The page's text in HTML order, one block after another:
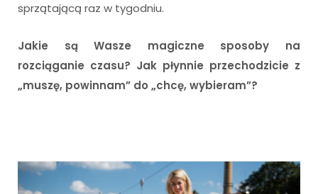
sprzątającą raz w tygodniu.
Jakie są Wasze magiczne sposoby na
rozciąganie czasu? Jak płynnie przechodzicie z
„muszę, powinnam” do „chcę, wybieram”?